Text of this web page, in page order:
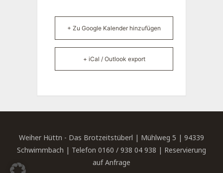
+ Zu Google Kalender hinzufügen
+ iCal / Outlook export
Weiher Hüttn - Das Brotzeitstüberl | Mühlweg 5 | 94339
Schwimmbach | Telefon 0160 / 938 04 938 | Reservierung
auf Anfrage